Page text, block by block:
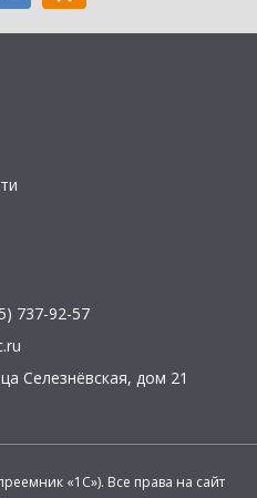
737-92-57
Селезнёвская, дом 21
«1С»). Все права на сайт